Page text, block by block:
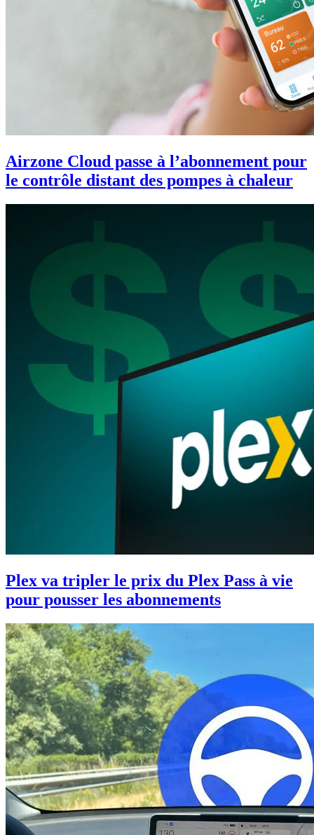
Airzone Cloud passe à l’abonnement pour
le contrôle distant des pompes à chaleur
Plex va tripler le prix du Plex Pass à vie
pour pousser les abonnements